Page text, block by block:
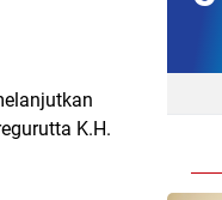
K.H.